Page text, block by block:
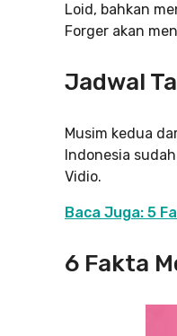
Loid, bahkan
Forger akan
Jadwal
Musim kedua
Indonesia
Vidio.
Baca Juga: 5
6 Fakta